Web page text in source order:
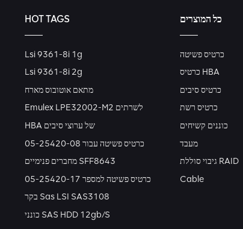
HOT TAGS
Lsi 9361-8i 1g
Lsi 9361-8i 2g
מתאם אוטובוס מארח
Emulex LPE32002-M2 לשרתים
HBA של ערוצי סיבים
כרטיס פשיטה עבור 05-25420-08
מחברים פנימיים SFF8643
כרטיס פשיטה למספר 05-25420-17
בקר Sas LSI SAS3108
כונני SAS HDD 12gb/s
כל המוצרים
כרטיס פשיטה
כרטיס HBA
כרטיס סיבים
כרטיס רשת
כוננים קשיחים
מעבד
גיבוי סוללת RAID
Cable